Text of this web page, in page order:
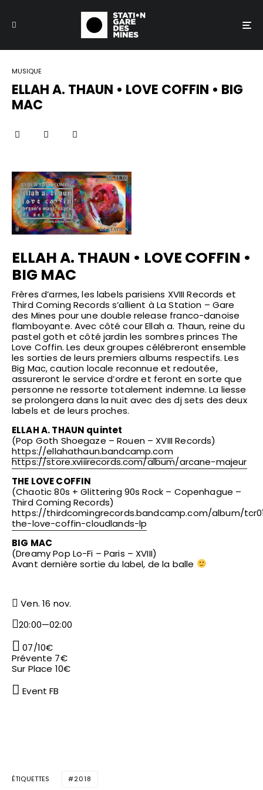
MUSIQUE
ELLAH A. THAUN • LOVE COFFIN • BIG
MAC
ELLAH A. THAUN • LOVE COFFIN •
BIG MAC
Frères d’armes, les labels parisiens XVIII Records et
Third Coming Records s’allient à La Station – Gare
des Mines pour une double release franco-danoise
flamboyante. Avec côté cour Ellah a. Thaun, reine du
pastel goth et côté jardin les sombres princes The
Love Coffin. Les deux groupes célébreront ensemble
les sorties de leurs premiers albums respectifs. Les
Big Mac, caution locale reconnue et redoutée,
assureront le service d’ordre et feront en sorte que
personne ne ressorte totalement indemne. La liesse
se prolongera dans la nuit avec des dj sets des deux
labels et de leurs proches.
ELLAH A. THAUN quintet
(Pop Goth Shoegaze – Rouen – XVIII Records)
https://ellahathaun.bandcamp.com
https://store.xviiirecords.com/album/arcane-majeur
THE LOVE COFFIN
(Chaotic 80s + Glittering 90s Rock – Copenhague –
Third Coming Records)
https://thirdcomingrecords.bandcamp.com/album/
the-love-coffin-cloudlands-lp
BIG MAC
(Dreamy Pop Lo-Fi – Paris – XVIII)
Avant dernière sortie du label, de la balle
Ven. 16 nov.
20:00—02:00
07/10€
Prévente 7€
Sur Place 10€
Event FB
ÉTIQUETTES 2018